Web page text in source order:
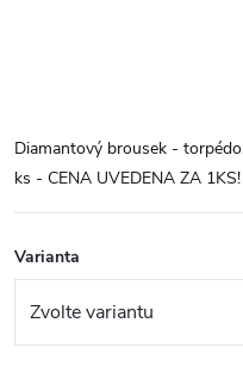
Diamantový brousek -
ks - CENA UVEDENA ZA 1KS!
Varianta